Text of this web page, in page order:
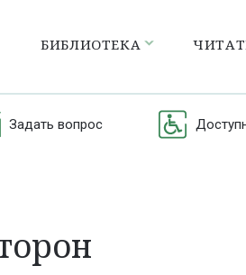
БИБЛИОТЕКА
Задать вопрос